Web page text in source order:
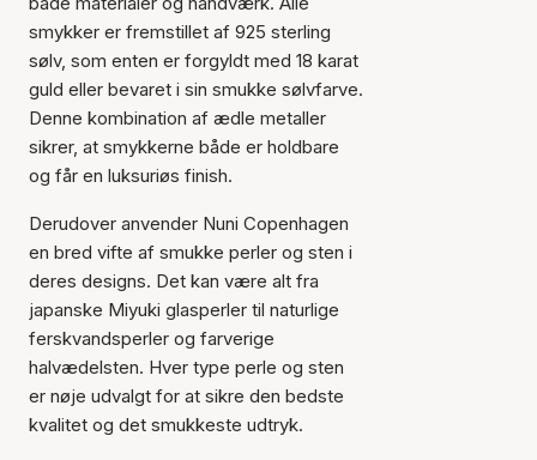
smykker er fremstillet af 925 sterling
sølv, som enten er forgyldt med 18 karat
guld eller bevaret i sin smukke sølvfarve.
Denne kombination af ædle metaller
sikrer, at smykkerne både er holdbare
og får en luksuriøs finish.
Derudover anvender Nuni Copenhagen
en bred vifte af smukke perler og sten i
deres designs. Det kan være alt fra
japanske Miyuki glasperler til naturlige
ferskvandsperler og farverige
halvædelsten. Hver type perle og sten
er nøje udvalgt for at sikre den bedste
kvalitet og det smukkeste udtryk.